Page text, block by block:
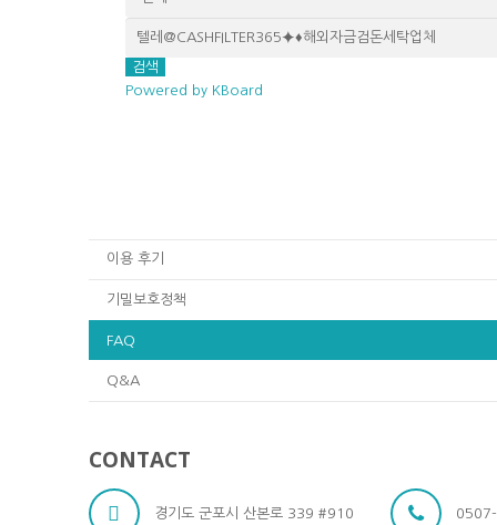
검색
Powered by KBoard
이용 후기
기밀보호정책
FAQ
Q&A
CONTACT
경기도 군포시 산본로 339 #910